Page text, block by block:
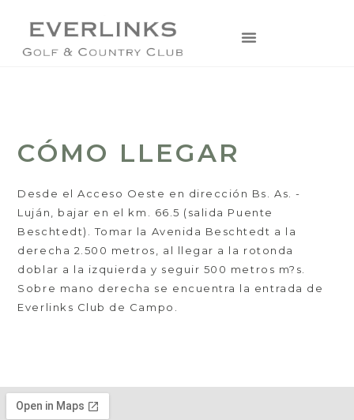
CÓMO LLEGAR
Desde el Acceso Oeste en dirección Bs. As. -
Luján, bajar en el km. 66.5 (salida Puente
Beschtedt). Tomar la Avenida Beschtedt a la
derecha 2.500 metros, al llegar a la rotonda
doblar a la izquierda y seguir 500 metros m?s.
Sobre mano derecha se encuentra la entrada de
Everlinks Club de Campo.